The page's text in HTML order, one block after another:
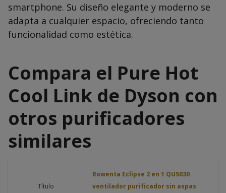
smartphone. Su diseño elegante y moderno se
adapta a cualquier espacio, ofreciendo tanto
funcionalidad como estética.
Compara el Pure Hot
Cool Link de Dyson con
otros purificadores
similares
Título
Rowenta Eclipse 2 en 1 QU5030
ventilador purificador sin aspas